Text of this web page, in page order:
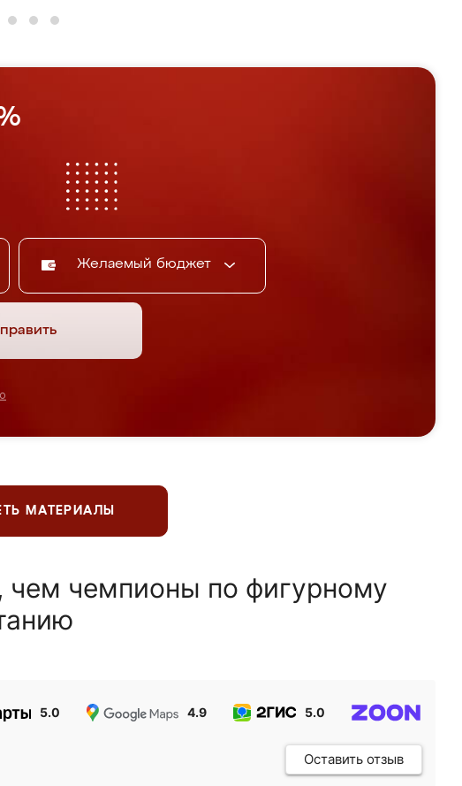
Желаемый бюджет
МАТЕРИАЛЫ
чемпионы по фигурному
5.0 4.9 5.0
Оставить отзыв